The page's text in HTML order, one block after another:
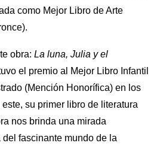
como Mejor Libro de Arte
obra:La luna, Julia y el
el premio al Mejor Libro Infantil
(Mención Honorífica) en los
este, su primer libro de literatura
nos brinda una mirada
del fascinante mundo de la